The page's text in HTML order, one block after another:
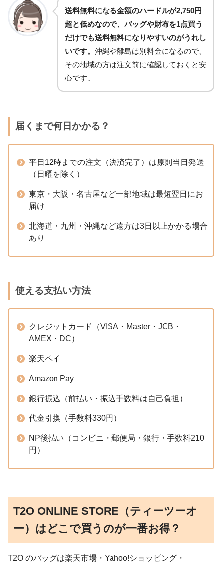
送料無料になる金額のハードルが2,750円
超と低めなので、バッグや財布を1点買う
だけでも送料無料になりやすいのがうれし
いです。 沖縄や離島は別料金になるので、
その地域の方は注文前に確認しておくと安
心です。
届くまで何日かかる？
平日12時までの注文（決済完了）は原則当日発送
（日曜を除く）
東京・大阪・名古屋など一部地域は最短翌日にお
届け
北海道・九州・沖縄など遠方は3日以上かかる場合
あり
使える支払い方法
クレジットカード（VISA・Master・JCB・
AMEX・DC）
楽天ペイ
Amazon Pay
銀行振込（前払い・振込手数料は自己負担）
代金引換（手数料330円）
NP後払い（コンビニ・郵便局・銀行・手数料210
円）
T2O ONLINE STORE（ティーツーオ
ー）はどこで買うのが一番お得？
T2O のバッグは楽天市場・Yahoo!ショッピング・